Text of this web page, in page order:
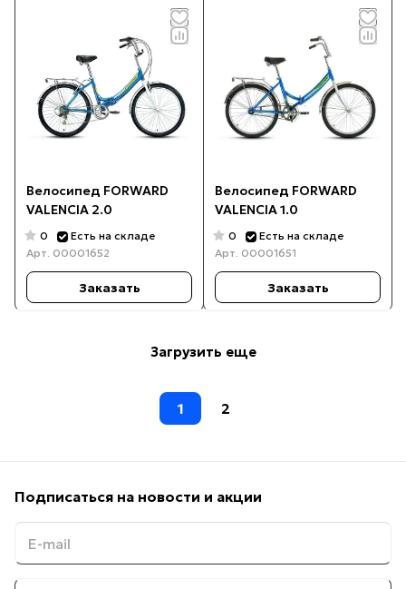
Велосипед FORWARD
VALENCIA 2.0
0
Есть на складе
Арт. 00001652
Заказать
Велосипед FORWARD
VALENCIA 1.0
0
Есть на складе
Арт. 00001651
Заказать
Загрузить еще
1 2
Подписаться на новости и акции